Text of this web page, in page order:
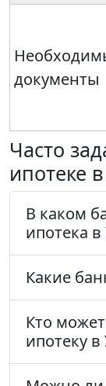
документы
Часто
ипотеке
В каком
ипотека в
Какие
Кто
ипотеку в